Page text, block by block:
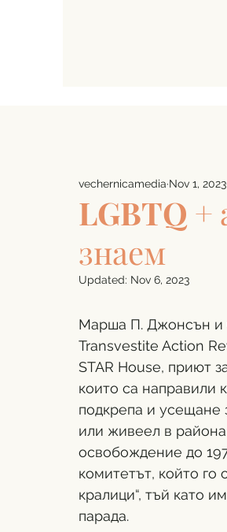
LGBTQ +
знаем
vechernicamedia Nov 1, 2023
Updated: Nov 6, 2023
Марша П. Джонсън и
Transvestite Action
STAR House, приют
които са направили
подкрепа и усещане
или живеел в
освобождение до
комитетът, който го
кралици“, тъй като
парада.